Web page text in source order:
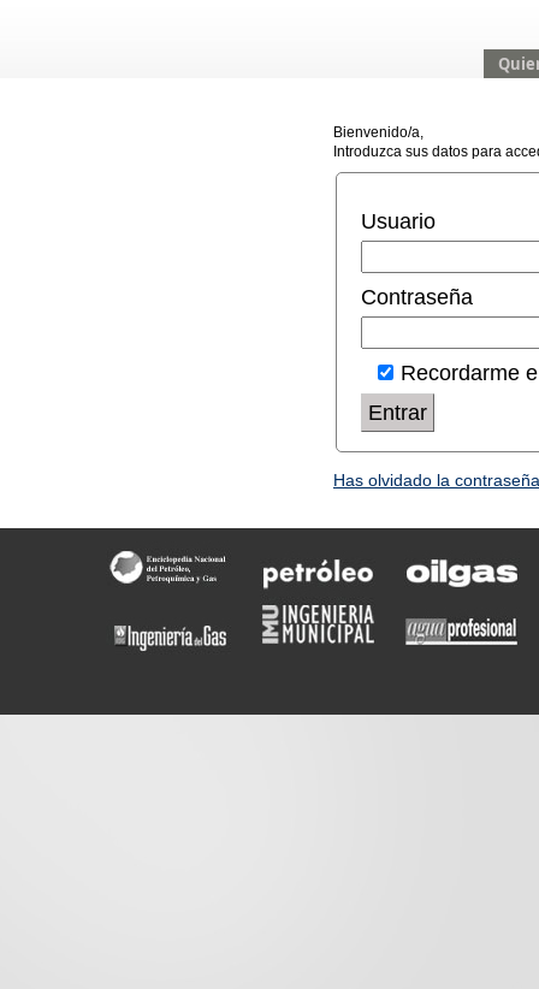
Bienvenido/a,
Introduzca sus datos para
Usuario
Contraseña
Recordarme
Entrar
Has olvidado la